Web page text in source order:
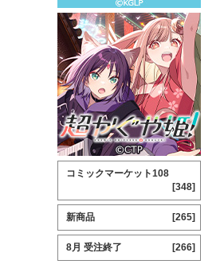
コミックマーケット108
[348]
新商品 [265]
8月 受注終了 [266]